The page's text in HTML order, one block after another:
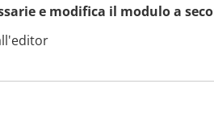
e modifica il modulo a